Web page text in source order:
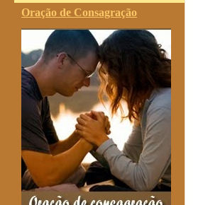
Oração de Consagração